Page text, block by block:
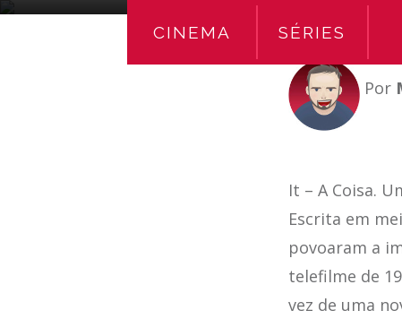
CINEMA SÉRIES
Por
It – A Coisa.
Escrita em
povoaram a
telefilme de
vez de uma